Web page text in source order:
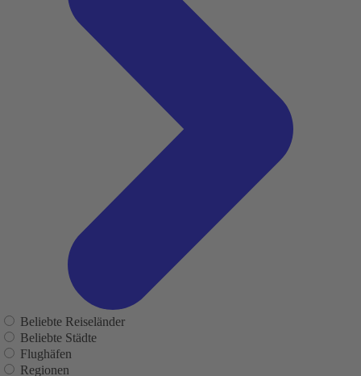
Beliebte Reiseländer
Beliebte Städte
Flughäfen
Regionen